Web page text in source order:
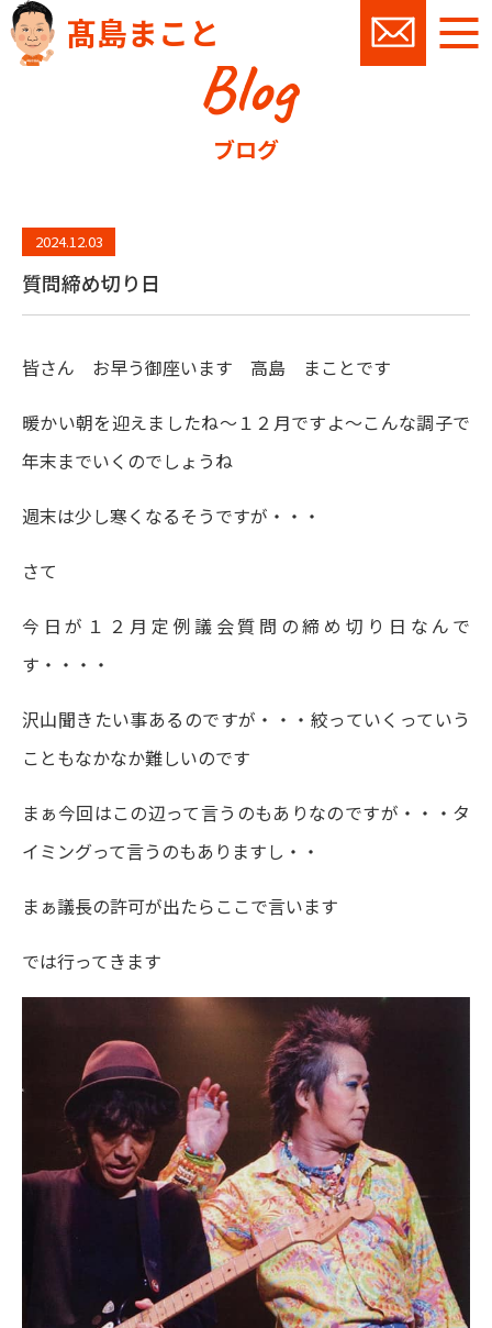
髙島まこと
Blog
ブログ
2024.12.03
質問締め切り日
皆さん お早う御座います 高島 まことです
暖かい朝を迎えましたね～１２月ですよ～こんな調子で
年末までいくのでしょうね
週末は少し寒くなるそうですが・・・
さて
今日が１２月定例議会質問の締め切り日なんで
す・・・・
沢山聞きたい事あるのですが・・・絞っていくっていう
こともなかなか難しいのです
まぁ今回はこの辺って言うのもありなのですが・・・タ
イミングって言うのもありますし・・
まぁ議長の許可が出たらここで言います
では行ってきます